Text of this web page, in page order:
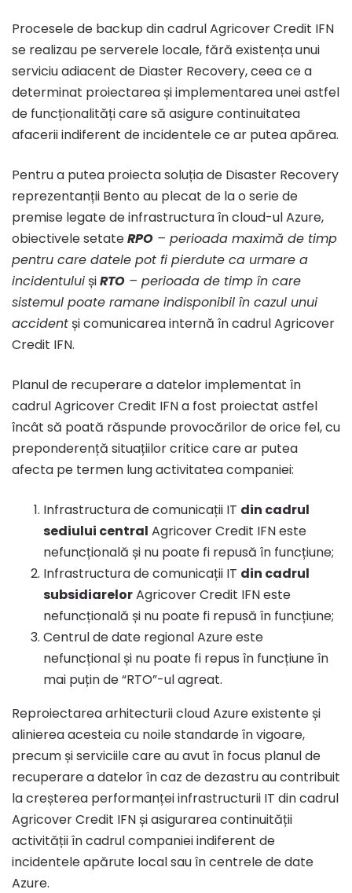
Procesele de backup din cadrul Agricover Credit IFN
se realizau pe serverele locale, fără existența unui
serviciu adiacent de Diaster Recovery, ceea ce a
determinat proiectarea și implementarea unei astfel
de funcționalități care să asigure continuitatea
afacerii indiferent de incidentele ce ar putea apărea.
Pentru a putea proiecta soluția de Disaster Recovery
reprezentanții Bento au plecat de la o serie de
premise legate de infrastructura în cloud-ul Azure,
obiectivele setateRPO – perioada maximă de timp
pentru care datele pot fi pierdute ca urmare a
incidentului șiRTO – perioada de timp în care
sistemul poate ramane indisponibil în cazul unui
accident și comunicarea internă în cadrul Agricover
Credit IFN.
Planul de recuperare a datelor implementat în
cadrul Agricover Credit IFN a fost proiectat astfel
încât să poată răspunde provocărilor de orice fel, cu
preponderență situațiilor critice care ar putea
afecta pe termen lung activitatea companiei:
Infrastructura de comunicații IT din cadrul
sediului central Agricover Credit IFN este
nefuncțională și nu poate fi repusă în funcțiune;
Infrastructura de comunicații IT din cadrul
subsidiarelorAgricover Credit IFN este
nefuncțională și nu poate fi repusă în funcțiune;
Centrul de date regional Azure este
nefuncțional și nu poate fi repus în funcțiune în
mai puțin de “RTO”-ul agreat.
Reproiectarea arhitecturii cloud Azure existente și
alinierea acesteia cu noile standarde în vigoare,
precum și serviciile care au avut în focus planul de
recuperare a datelor în caz de dezastru au contribuit
la creșterea performanței infrastructurii IT din cadrul
Agricover Credit IFN și asigurarea continuității
activității în cadrul companiei indiferent de
incidentele apărute local sau în centrele de date
Azure.